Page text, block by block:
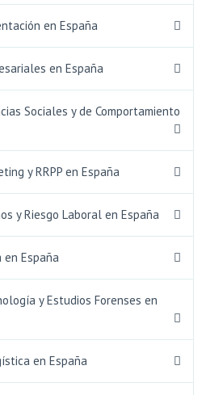
en España
en España
Sociales y de Comportamiento
y RRPP en España
y Riesgo Laboral en España
en España
y Estudios Forenses en
en España